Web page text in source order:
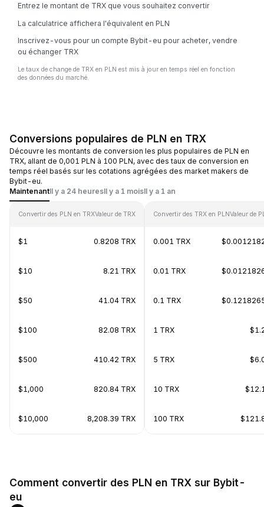
Entrez le montant de TRX que vous souhaitez convertir
La calculatrice affichera l'équivalent en PLN
Inscrivez-vous pour un compte Bybit-eu pour acheter, vendre
ou échanger TRX
Le taux de change de TRX en PLN est mis à jour en temps réel en fonction
des données du marché.
Conversions populaires de PLN en TRX
Découvre les montants de conversion les plus populaires de PLN en
TRX, allant de 0,001 PLN à 100 PLN, avec des taux de conversion en
temps réel basés sur les cotations agrégées des market makers de
Bybit-eu.
MaintenantIl y a 24 heuresIl y a 1 moisIl y a 1 an
Convertir des PLN en TRXValeur de TRX
$1 0.8208 TRX
$10 8.21 TRX
$50 41.04 TRX
$100 82.08 TRX
$500 410.42 TRX
$1,000 820.84 TRX
$10,000 8,208.39 TRX
Convertir des TRX en PLNValeur de
0.001 TRX
0.01 TRX
0.1 TRX
1 TRX
5 TRX
10 TRX
100 TRX
Comment convertir des PLN en TRX sur Bybit-
eu